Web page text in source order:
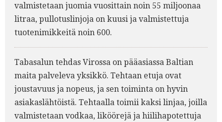
valmistetaan juomia vuosittain noin 55 miljoonaa
litraa, pullotuslinjoja on kuusi ja valmistettuja
tuotenimikkeitä noin 600.
Tabasalun tehdas Virossa on pääasiassa Baltian
maita palveleva yksikkö. Tehtaan etuja ovat
joustavuus ja nopeus, ja sen toiminta on hyvin
asiakaslähtöistä. Tehtaalla toimii kaksi linjaa, joilla
valmistetaan vodkaa, liköörejä ja hiilihapotettuja